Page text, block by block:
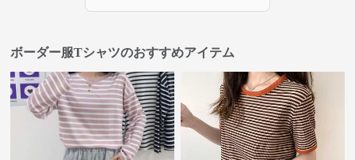
ボーダー服Tシャツのおすすめアイテム